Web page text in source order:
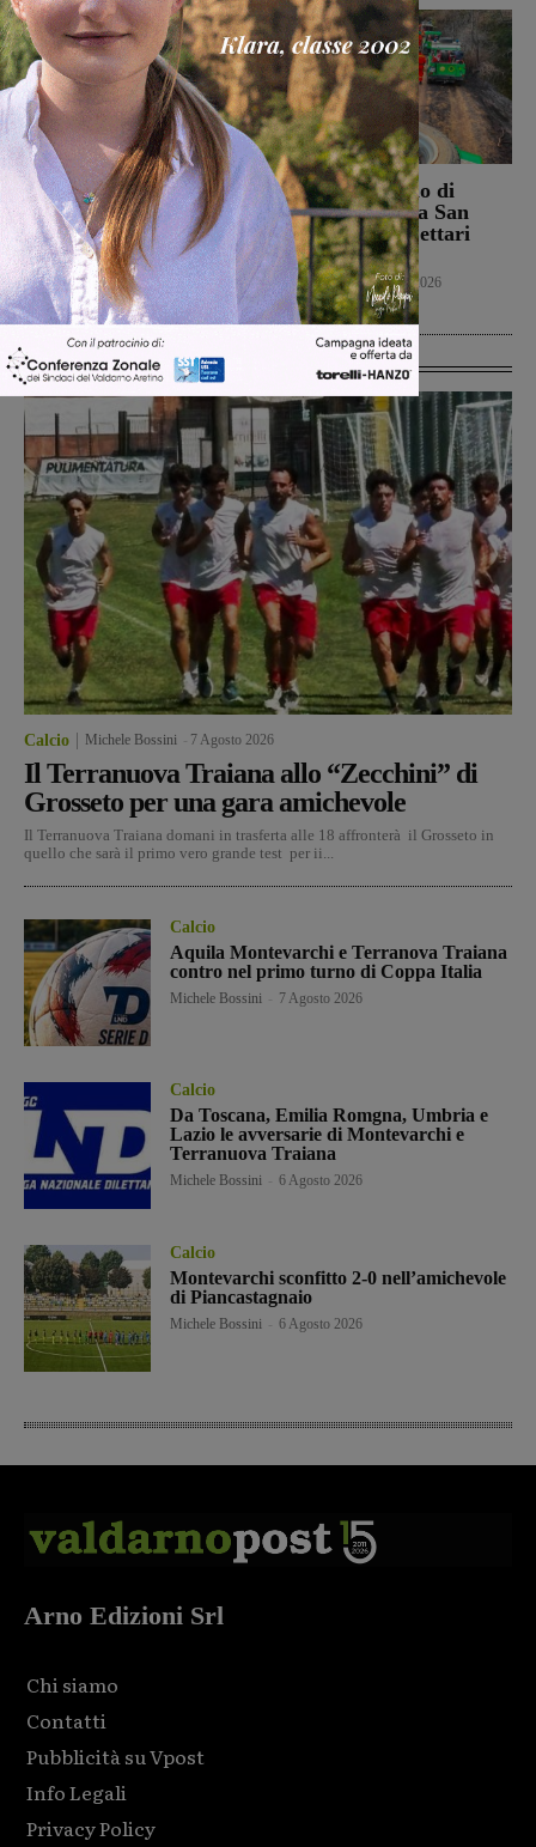
Campionato nazionale
Juniores, girone
interamente toscano per
Terranuova Traiana e
Montevarchi
Calcio Giovanili 8 Agosto 2026
Bucine, incendio di
oliveta e bosco a San
Pancrazio. Tre ettari
l’area bruciata
Cronaca 7 Agosto 2026
Ultime Calcio
Calcio Michele Bossini 7 Agosto 2026
Il Terranuova Traiana allo “Zecchini” di
Grosseto per una gara amichevole
Il Terranuova Traiana domani in trasferta alle 18 affronterà il Grosseto in
quello che sarà il primo vero grande test per ii...
Calcio
Aquila Montevarchi e Terranova Traiana
contro nel primo turno di Coppa Italia
Michele Bossini 7 Agosto 2026
Calcio
Da Toscana, Emilia Romgna, Umbria e
Lazio le avversarie di Montevarchi e
Terranuova Traiana
Michele Bossini 6 Agosto 2026
Calcio
Montevarchi sconfitto 2-0 nell’amichevole
di Piancastagnaio
Michele Bossini 6 Agosto 2026
Arno Edizioni Srl
Chi siamo
Contatti
Pubblicità su Vpost
Info Legali
Privacy Policy